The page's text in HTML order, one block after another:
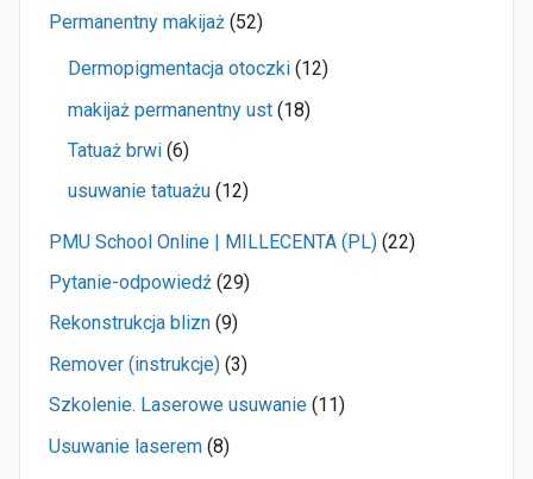
Permanentny makijaż (52)
Dermopigmentacja otoczki (12)
makijaż permanentny ust (18)
Tatuaż brwi (6)
usuwanie tatuażu (12)
PMU School Online | MILLECENTA (PL) (22)
Pytanie-odpowiedź (29)
Rekonstrukcja blizn (9)
Remover (instrukcje) (3)
Szkolenie. Laserowe usuwanie (11)
Usuwanie laserem (8)